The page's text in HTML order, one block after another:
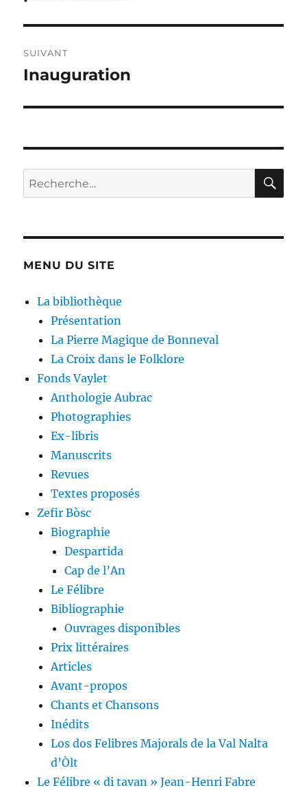
SUIVANT
Publication
Inauguration
Recherche
pour :
MENU DU SITE
La bibliothèque
Présentation
La Pierre Magique de Bonneval
La Croix dans le Folklore
Fonds Vaylet
Anthologie Aubrac
Photographies
Ex-libris
Manuscrits
Revues
Textes proposés
Zefir Bòsc
Biographie
Despartida
Cap de l’An
Le Félibre
Bibliographie
Ouvrages disponibles
Prix littéraires
Articles
Avant-propos
Chants et Chansons
Inédits
Los dos Felibres Majorals de la Val Nalta
d’Òlt
Le Félibre « di tavan » Jean-Henri Fabre